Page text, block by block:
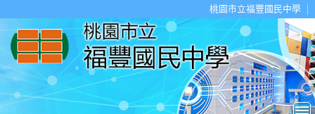
桃園市立福豐國民中學